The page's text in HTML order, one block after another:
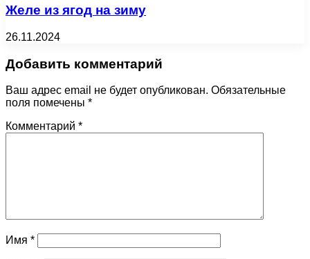
Желе из ягод на зиму
26.11.2024
Добавить комментарий
Ваш адрес email не будет опубликован. Обязательные
поля помечены *
Комментарий *
Имя *